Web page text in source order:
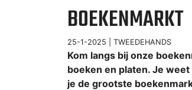
BOEKENMARKT
25-1-2025 | TWEEDEHANDS
Kom langs bij onze
boeken en platen. Je
je de grootste